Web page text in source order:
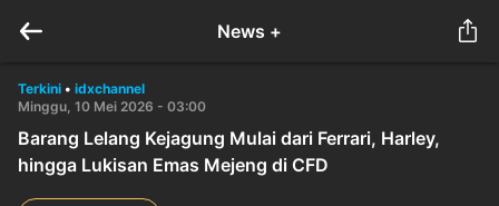
News +
Terkini • idxchannel
Minggu, 10 Mei 2026 - 03:00
Barang Lelang Kejagung Mulai dari Ferrari, Harley,
hingga Lukisan Emas Mejeng di CFD